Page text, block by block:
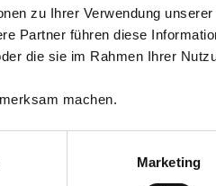
zu Ihrer Verwendung unserer
Partner führen diese
die sie im Rahmen Ihrer
machen.
Marketing